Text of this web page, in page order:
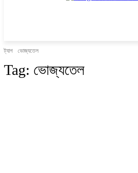
ট্যাগ ভোজ্যতেল
Tag: ভোজ্যতেল